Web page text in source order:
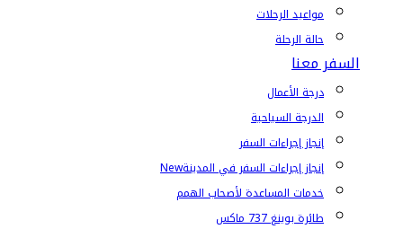
مواعيد الرحلات
حالة الرحلة
السفر معنا
درجة الأعمال
الدرجة السياحية
إنجاز إجراءات السفر
إنجاز إجراءات السفر في المدينةNew
خدمات المساعدة لأصحاب الهمم
طائرة بوينغ 737 ماكس